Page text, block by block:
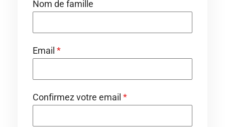
Nom de famille
Email *
Confirmez votre email *